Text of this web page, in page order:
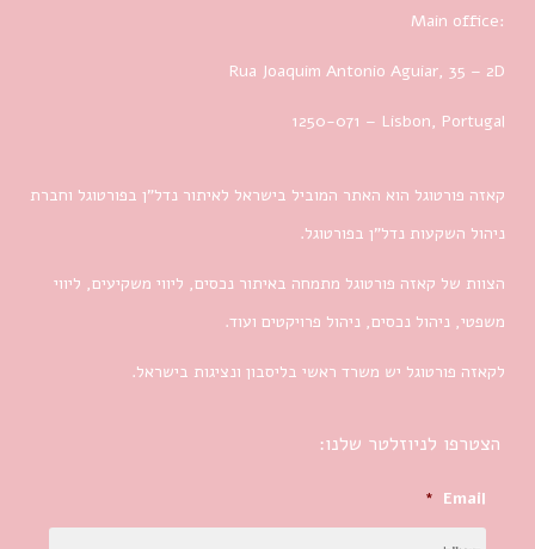
Main office:
Rua Joaquim Antonio Aguiar, 35 – 2D
1250-071 – Lisbon, Portugal
קאזה פורטוגל הוא האתר המוביל בישראל לאיתור נדל”ן בפורטוגל וחברת
ניהול השקעות נדל”ן בפורטוגל.
הצוות של קאזה פורטוגל מתמחה באיתור נכסים, ליווי משקיעים, ליווי
משפטי, ניהול נכסים, ניהול פרויקטים ועוד.
לקאזה פורטוגל יש משרד ראשי בליסבון ונציגות בישראל.
הצטרפו לניוזלטר שלנו:
Email
*